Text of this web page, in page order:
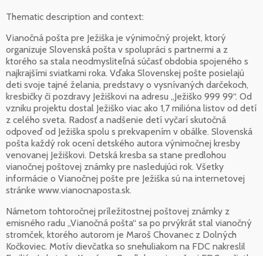
Thematic description and context:
Vianočná pošta pre Ježiška je výnimočný projekt, ktorý
organizuje Slovenská pošta v spolupráci s partnermi a z
ktorého sa stala neodmysliteľná súčasť obdobia spojeného s
najkrajšími sviatkami roka. Vďaka Slovenskej pošte posielajú
deti svoje tajné želania, predstavy o vysnívaných darčekoch,
kresbičky či pozdravy Ježiškovi na adresu „Ježiško 999 99“. Od
vzniku projektu dostal Ježiško viac ako 1,7 milióna listov od detí
z celého sveta. Radosť a nadšenie detí vyčarí skutočná
odpoveď od Ježiška spolu s prekvapením v obálke. Slovenská
pošta každý rok ocení detského autora výnimočnej kresby
venovanej Ježiškovi. Detská kresba sa stane predlohou
vianočnej poštovej známky pre nasledujúci rok. Všetky
informácie o Vianočnej pošte pre Ježiška sú na internetovej
stránke www.vianocnaposta.sk.
Námetom tohtoročnej príležitostnej poštovej známky z
emisného radu „Vianočná pošta“ sa po prvýkrát stal vianočný
stromček, ktorého autorom je Maroš Chovanec z Dolných
Kočkoviec. Motív dievčatka so snehuliakom na FDC nakreslil